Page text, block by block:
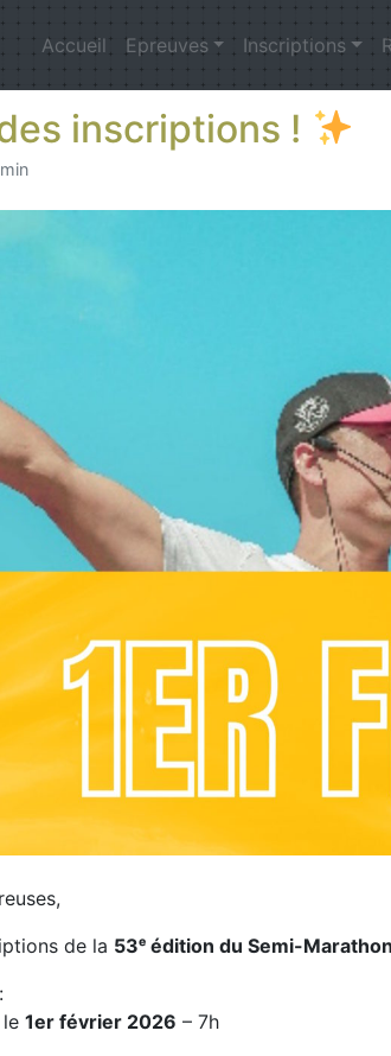
Accueil Epreuves Inscriptions
inscriptions !
de la 53ᵉ édition du Semi-
:
le1er février 2026 – 7h